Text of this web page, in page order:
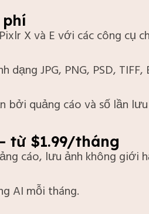
phí
X và E với các công cụ
dạng JPG, PNG, PSD, TIFF,
bởi quảng cáo và số lần
từ $1.99/tháng
cáo, lưu ảnh không giới
AI mỗi tháng.